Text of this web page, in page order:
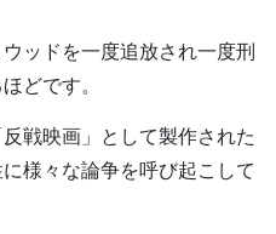
ッドを一度追放され一度刑
どです。
戦映画」として製作された
様々な論争を呼び起こして